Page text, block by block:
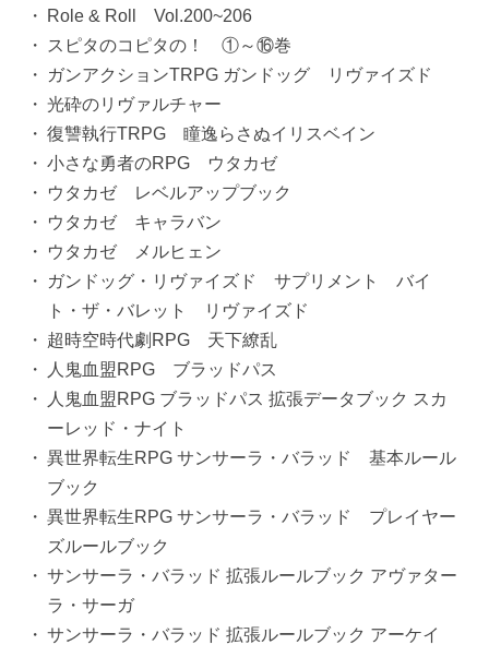
Role & Roll Vol.200~206
スピタのコピタの！ ①～⑯巻
ガンアクションTRPG ガンドッグ リヴァイズド
光砕のリヴァルチャー
復讐執行TRPG 瞳逸らさぬイリスベイン
小さな勇者のRPG ウタカゼ
ウタカゼ レベルアップブック
ウタカゼ キャラバン
ウタカゼ メルヒェン
ガンドッグ・リヴァイズド サプリメント バイ
ト・ザ・バレット リヴァイズド
超時空時代劇RPG 天下繚乱
人鬼血盟RPG ブラッドパス
人鬼血盟RPG ブラッドパス 拡張データブック スカ
ーレッド・ナイト
異世界転生RPG サンサーラ・バラッド 基本ルール
ブック
異世界転生RPG サンサーラ・バラッド プレイヤー
ズルールブック
サンサーラ・バラッド 拡張ルールブック アヴァター
ラ・サーガ
サンサーラ・バラッド 拡張ルールブック アーケイ